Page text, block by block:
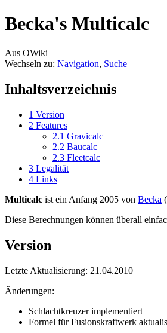
Becka's Multicalc
Aus OWiki
Wechseln zu: Navigation, Suche
Inhaltsverzeichnis
1 Version
2 Features
2.1 Gravicalc
2.2 Baucalc
2.3 Fleetcalc
3 Legalität
4 Links
Multicalc ist ein Anfang 2005 von Becka
Diese Berechnungen können überall
Version
Letzte Aktualisierung: 21.04.2010
Änderungen:
Schlachtkreuzer implementiert
Formel für Fusionskraftwerk